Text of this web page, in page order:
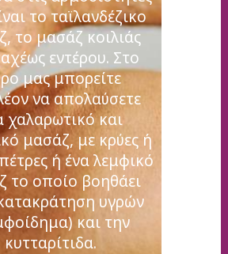
το ταϊλανδέζικο
το μασάζ κοιλιάς
εντέρου. Στο
μας μπορείτε
να απολαύσετε
χαλαρωτικό και
μασάζ, με κρύες ή
ή ένα λεμφικό
το οποίο βοηθάει
υγρών
και την
κυτταρίτιδα.